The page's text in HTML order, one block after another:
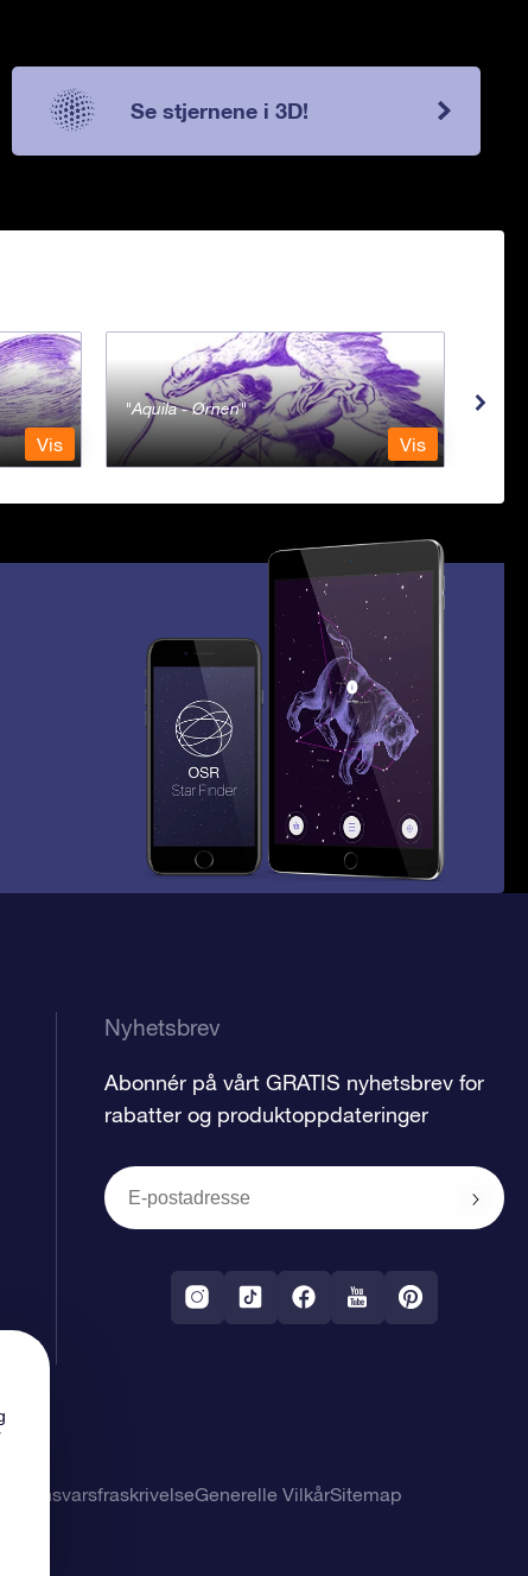
Se stjernene i 3D!
Vis
Aquila - Ørnen
Vis
Nyhetsbrev
Abonnér på vårt GRATIS nyhetsbrev for
rabatter og produktoppdateringer
og ansvarsfraskrivelseGenerelle VilkårSitemap